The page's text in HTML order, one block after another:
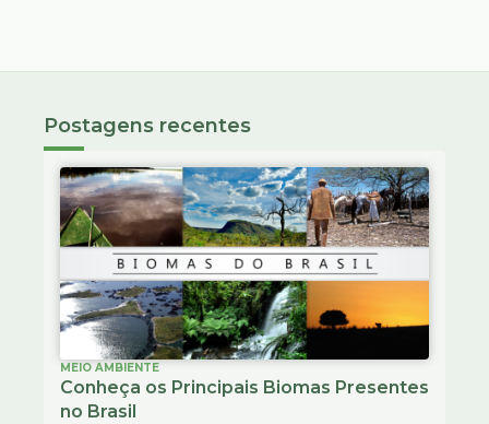
Postagens recentes
MEIO AMBIENTE
Conheça os Principais Biomas Presentes
no Brasil